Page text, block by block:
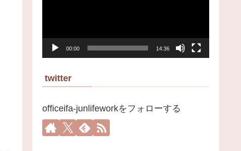
00:00 14:36
twitter
officeifa-junlifeworkをフォローする